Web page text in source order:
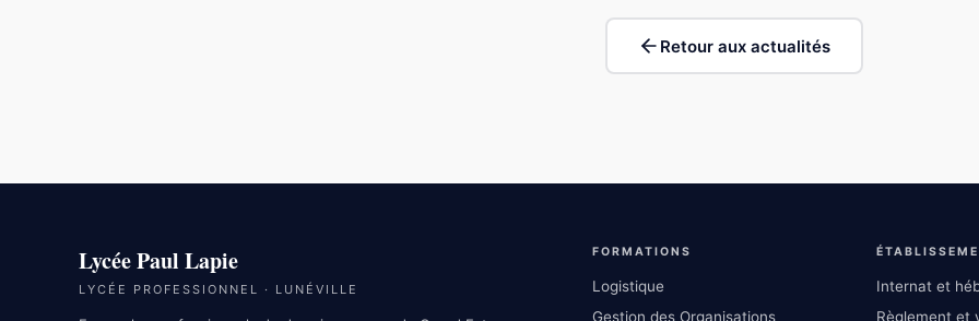
Retour aux actualités
Lycée Paul Lapie
LYCÉE PROFESSIONNEL · LUNÉVILLE
FORMATIONS
Logistique
Gestion des Organisations
Internat et
Règlement et